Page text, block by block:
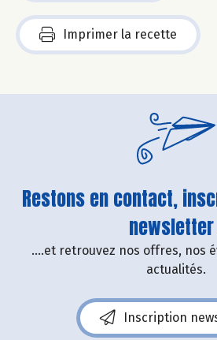
Imprimer la recette
Restons en contact,
....et retrouvez nos offres, nos
actualités.
Inscription